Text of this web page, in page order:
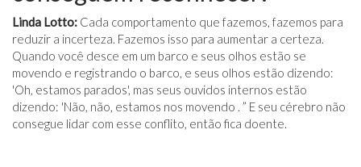
Linda Lotto: Cada comportamento que fazemos, fazemos para
reduzir a incerteza. Fazemos isso para aumentar a certeza.
Quando você desce em um barco e seus olhos estão se
movendo e registrando o barco, e seus olhos estão dizendo:
'Oh, estamos parados', mas seus ouvidos internos estão
dizendo: 'Não, não, estamos nos movendo . ” E seu cérebro não
consegue lidar com esse conflito, então fica doente.